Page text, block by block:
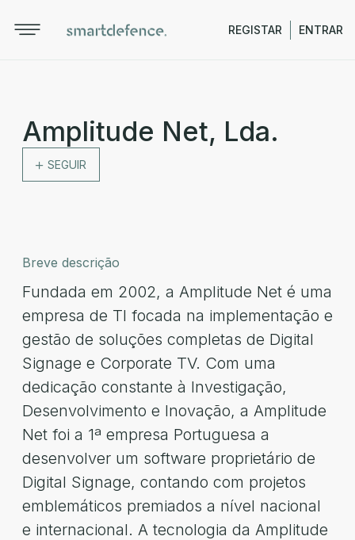
REGISTAR ENTRAR
Amplitude Net, Lda.
SEGUIR
Breve descrição
Fundada em 2002, a Amplitude Net é uma
empresa de TI focada na implementação e
gestão de soluções completas de Digital
Signage e Corporate TV. Com uma
dedicação constante à Investigação,
Desenvolvimento e Inovação, a Amplitude
Net foi a 1ª empresa Portuguesa a
desenvolver um software proprietário de
Digital Signage, contando com projetos
emblemáticos premiados a nível nacional
e internacional. A tecnologia da Amplitude